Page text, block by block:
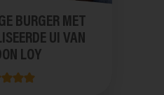
BURGER MET
UI VAN
LOY